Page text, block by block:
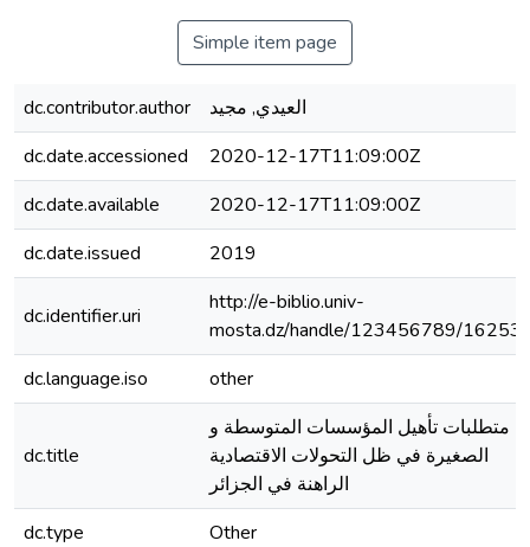
Simple item page
dc.contributor.author
العيدي, مجيد
dc.date.accessioned
2020-12-17T11:09:00Z
dc.date.available
2020-12-17T11:09:00Z
dc.date.issued
2019
dc.identifier.uri
http://e-biblio.univ-
mosta.dz/handle/123456789/16253
dc.language.iso
other
dc.title
متطلبات تأهيل المؤسسات المتوسطة و
الصغيرة في ظل التحولات الاقتصادية
الراهنة في الجزائر
dc.type
Other